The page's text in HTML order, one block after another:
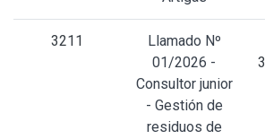
3211
Llamado Nº
01/2026 -
Consultor junior
- Gestión de
residuos de